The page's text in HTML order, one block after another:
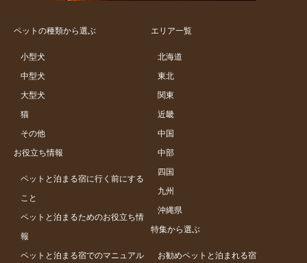
ペットの種類から選ぶ
小型犬
中型犬
大型犬
猫
その他
お役立ち情報
ペットと泊まる宿に行く前にする
こと
ペットと泊まるためのお役立ち情
報
ペットと泊まる宿でのマニュアル
エリア一覧
北海道
東北
関東
近畿
中国
中部
四国
九州
沖縄県
特集から選ぶ
お勧めペットと泊まれる宿